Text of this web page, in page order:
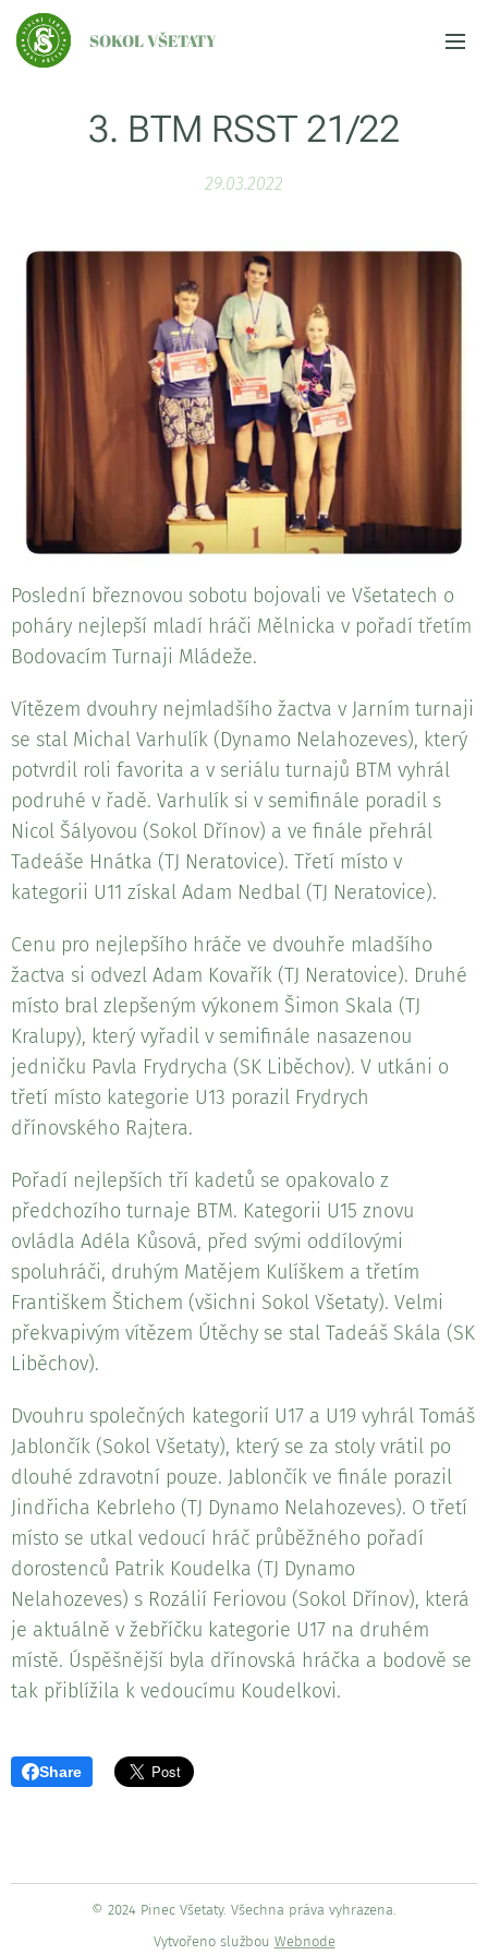
SOKOL VŠETATY
3. BTM RSST 21/22
29.03.2022
Poslední březnovou sobotu bojovali ve Všetatech o
poháry nejlepší mladí hráči Mělnicka v pořadí třetím
Bodovacím Turnaji Mládeže.
Vítězem dvouhry nejmladšího žactva v Jarním turnaji
se stal Michal Varhulík (Dynamo Nelahozeves), který
potvrdil roli favorita a v seriálu turnajů BTM vyhrál
podruhé v řadě. Varhulík si v semifinále poradil s
Nicol Šályovou (Sokol Dřínov) a ve finále přehrál
Tadeáše Hnátka (TJ Neratovice). Třetí místo v
kategorii U11 získal Adam Nedbal (TJ Neratovice).
Cenu pro nejlepšího hráče ve dvouhře mladšího
žactva si odvezl Adam Kovařík (TJ Neratovice). Druhé
místo bral zlepšeným výkonem Šimon Skala (TJ
Kralupy), který vyřadil v semifinále nasazenou
jedničku Pavla Frydrycha (SK Liběchov). V utkáni o
třetí místo kategorie U13 porazil Frydrych
dřínovského Rajtera.
Pořadí nejlepších tří kadetů se opakovalo z
předchozího turnaje BTM. Kategorii U15 znovu
ovládla Adéla Kůsová, před svými oddílovými
spoluhráči, druhým Matějem Kulíškem a třetím
Františkem Štichem (všichni Sokol Všetaty). Velmi
překvapivým vítězem Útěchy se stal Tadeáš Skála (SK
Liběchov).
Dvouhru společných kategorií U17 a U19 vyhrál Tomáš
Jablončík (Sokol Všetaty), který se za stoly vrátil po
dlouhé zdravotní pouze. Jablončík ve finále porazil
Jindřicha Kebrleho (TJ Dynamo Nelahozeves). O třetí
místo se utkal vedoucí hráč průběžného pořadí
dorostenců Patrik Koudelka (TJ Dynamo
Nelahozeves) s Rozálií Feriovou (Sokol Dřínov), která
je aktuálně v žebříčku kategorie U17 na druhém
místě. Úspěšnější byla dřínovská hráčka a bodově se
tak přiblížila k vedoucímu Koudelkovi.
Share
© 2024 Pinec Všetaty. Všechna práva vyhrazena.
Vytvořeno službou Webnode